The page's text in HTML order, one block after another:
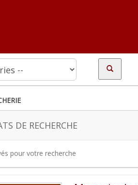
DE RECHERCHE
pour votre recherche